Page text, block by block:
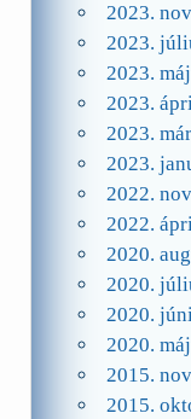
2023.
2023.
2023.
2023.
2023.
2023.
2022.
2022.
2020.
2020.
2020.
2020.
2015.
2015.